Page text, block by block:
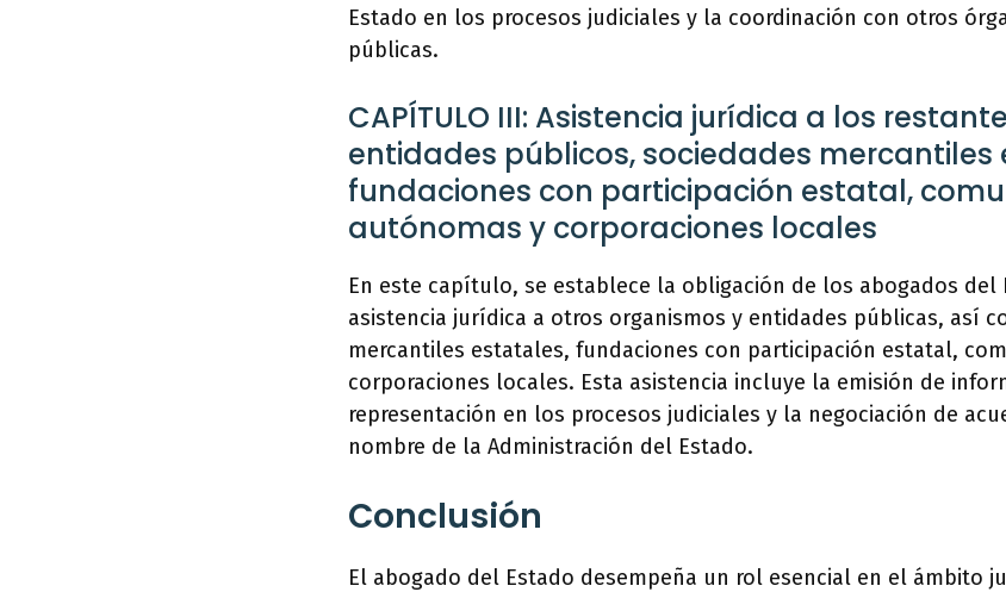
Estado en los procesos judiciales y la coordinación con otros
públicas.
CAPÍTULO III: Asistencia jurídica a los
entidades públicos, sociedades mercantiles
fundaciones con participación estatal,
autónomas y corporaciones locales
En este capítulo, se establece la obligación de los abogados del
asistencia jurídica a otros organismos y entidades públicas, así
mercantiles estatales, fundaciones con participación estatal,
corporaciones locales. Esta asistencia incluye la emisión de
representación en los procesos judiciales y la negociación de
nombre de la Administración del Estado.
Conclusión
El abogado del Estado desempeña un rol esencial en el ámbito